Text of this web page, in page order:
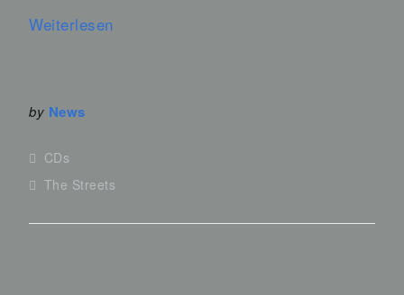
Weiterlesen
by News
CDs
The Streets